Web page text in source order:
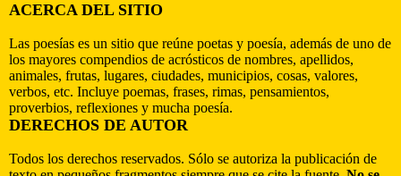
ACERCA DEL SITIO
Las poesías es un sitio que reúne poetas y poesía, además de uno de
los mayores compendios de acrósticos de nombres, apellidos,
animales, frutas, lugares, ciudades, municipios, cosas, valores,
verbos, etc. Incluye poemas, frases, rimas, pensamientos,
proverbios, reflexiones y mucha poesía.
DERECHOS DE AUTOR
Todos los derechos reservados. Sólo se autoriza la publicación de